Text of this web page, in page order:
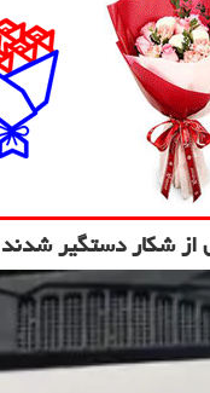
از شکار دستگیر شدند